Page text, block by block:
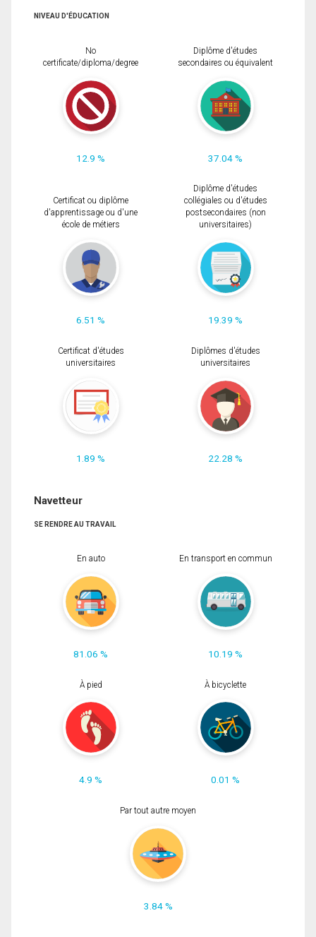
NIVEAU D'ÉDUCATION
No
certificate/diploma/degree
12.9 %
Diplôme d'études
secondaires ou équivalent
37.04 %
Certificat ou diplôme
d'apprentissage ou d'une
école de métiers
6.51 %
Diplôme d'études
collégiales ou d'études
postsecondaires (non
universitaires)
19.39 %
Certificat d'études
universitaires
1.89 %
Diplômes d'études
universitaires
22.28 %
Navetteur
SE RENDRE AU TRAVAIL
En auto
81.06 %
En transport en commun
10.19 %
À pied
4.9 %
À bicyclette
0.01 %
Par tout autre moyen
3.84 %